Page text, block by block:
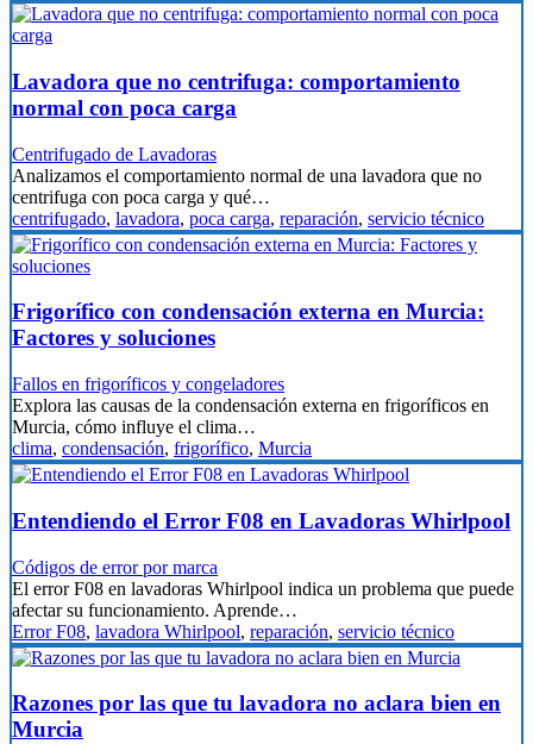
Lavadora que no centrifuga: comportamiento
normal con poca carga
Centrifugado de Lavadoras
Analizamos el comportamiento normal de una lavadora que no
centrifuga con poca carga y qué…
centrifugado, lavadora, poca carga, reparación, servicio técnico
Frigorífico con condensación externa en Murcia:
Factores y soluciones
Fallos en frigoríficos y congeladores
Explora las causas de la condensación externa en frigoríficos en
Murcia, cómo influye el clima…
clima, condensación, frigorífico, Murcia
Entendiendo el Error F08 en Lavadoras Whirlpool
Códigos de error por marca
El error F08 en lavadoras Whirlpool indica un problema que puede
afectar su funcionamiento. Aprende…
Error F08, lavadora Whirlpool, reparación, servicio técnico
Razones por las que tu lavadora no aclara bien en
Murcia